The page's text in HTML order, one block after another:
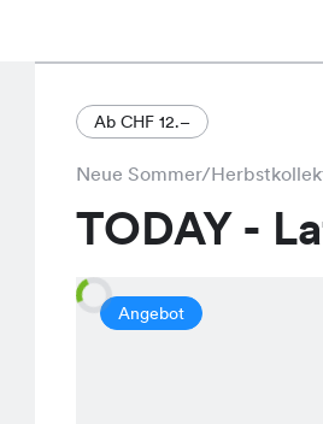
Ab CHF 12.–
Neue Sommer/
TODAY -
Angebot